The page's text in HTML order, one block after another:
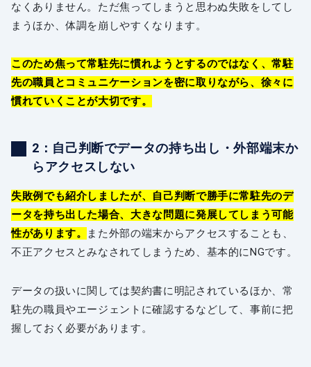
なくありません。ただ焦ってしまうと思わぬ失敗をしてし
まうほか、体調を崩しやすくなります。
このため焦って常駐先に慣れようとするのではなく、常駐
先の職員とコミュニケーションを密に取りながら、徐々に
慣れていくことが大切です。
2：自己判断でデータの持ち出し・外部端末か
らアクセスしない
失敗例でも紹介しましたが、自己判断で勝手に常駐先のデ
ータを持ち出した場合、大きな問題に発展してしまう可能
性があります。
また外部の端末からアクセスすることも、
不正アクセスとみなされてしまうため、基本的にNGです。
データの扱いに関しては契約書に明記されているほか、常
駐先の職員やエージェントに確認するなどして、事前に把
握しておく必要があります。